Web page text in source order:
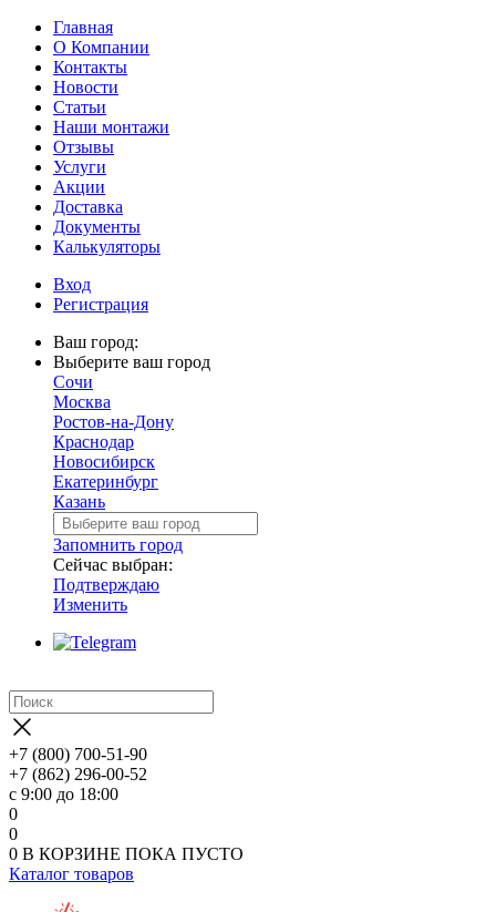
Главная
О Компании
Контакты
Новости
Статьи
Наши монтажи
Отзывы
Услуги
Акции
Доставка
Документы
Калькуляторы
Вход
Регистрация
Ваш город:
Выберите ваш город
Сочи
Москва
Ростов-на-Дону
Краснодар
Новосибирск
Екатеринбург
Казань
Запомнить город
Сейчас выбран:
Подтверждаю
Изменить
+7 (800) 700-51-90
+7 (862) 296-00-52
с 9:00 до 18:00
0
0
0 В КОРЗИНЕ ПОКА ПУСТО
Каталог товаров